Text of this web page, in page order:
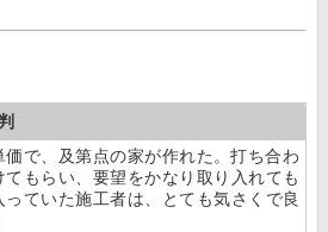
で、及第点の家が作れた。打ち合わ
もらい、要望をかなり取り入れても
っていた施工者は、とても気さくで良